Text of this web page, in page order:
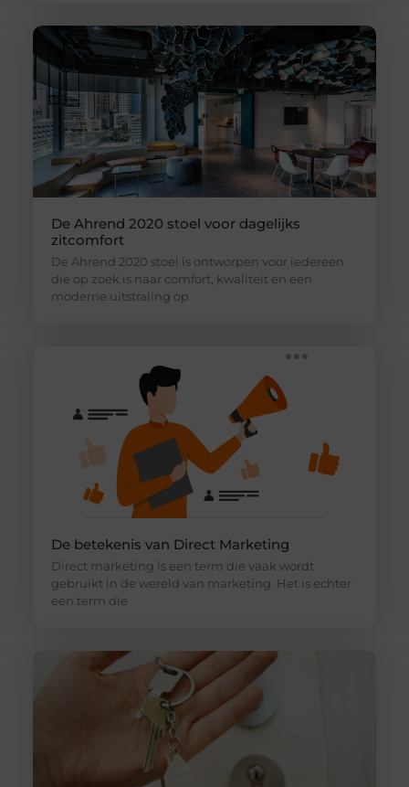
De Ahrend 2020 stoel voor dagelijks
zitcomfort
De Ahrend 2020 stoel is ontworpen voor iedereen
die op zoek is naar comfort, kwaliteit en een
moderne uitstraling op
De betekenis van Direct Marketing
Direct marketing is een term die vaak wordt
gebruikt in de wereld van marketing. Het is echter
een term die